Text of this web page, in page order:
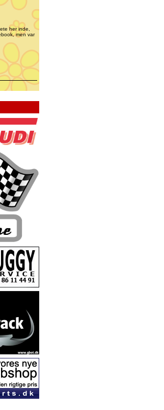
her inde,
men var